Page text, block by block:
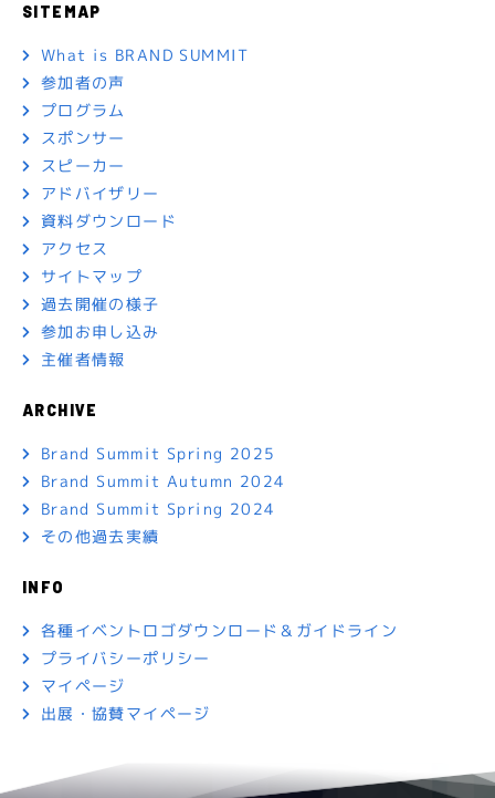
SITEMAP
What is BRAND SUMMIT
参加者の声
プログラム
スポンサー
スピーカー
アドバイザリー
資料ダウンロード
アクセス
サイトマップ
過去開催の様子
参加お申し込み
主催者情報
ARCHIVE
Brand Summit Spring 2025
Brand Summit Autumn 2024
Brand Summit Spring 2024
その他過去実績
INFO
各種イベントロゴダウンロード＆ガイドライン
プライバシーポリシー
マイページ
出展・協賛マイページ